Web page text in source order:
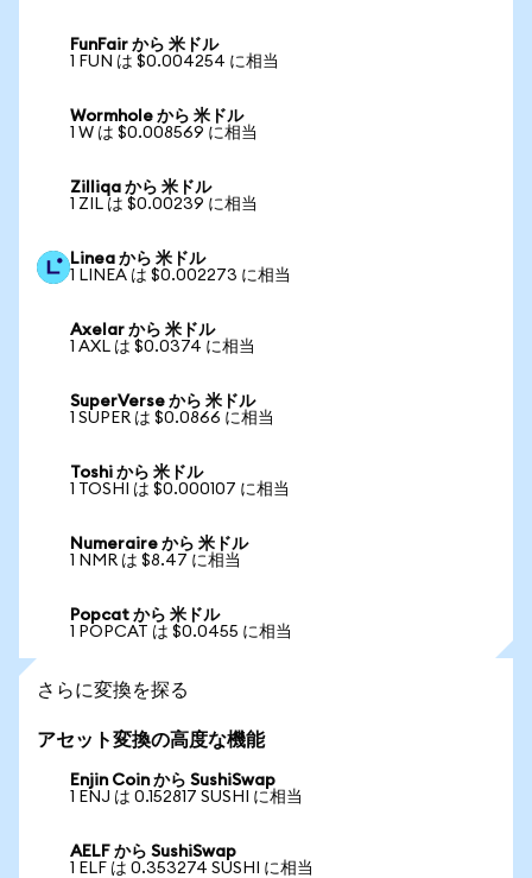
FunFair から 米ドル
1 FUN は $0.004254 に相当
Wormhole から 米ドル
1 W は $0.008569 に相当
Zilliqa から 米ドル
1 ZIL は $0.00239 に相当
Linea から 米ドル
1 LINEA は $0.002273 に相当
Axelar から 米ドル
1 AXL は $0.0374 に相当
SuperVerse から 米ドル
1 SUPER は $0.0866 に相当
Toshi から 米ドル
1 TOSHI は $0.000107 に相当
Numeraire から 米ドル
1 NMR は $8.47 に相当
Popcat から 米ドル
1 POPCAT は $0.0455 に相当
さらに変換を探る
アセット変換の高度な機能
Enjin Coin から SushiSwap
1 ENJ は 0.152817 SUSHI に相当
AELF から SushiSwap
1 ELF は 0.353274 SUSHI に相当